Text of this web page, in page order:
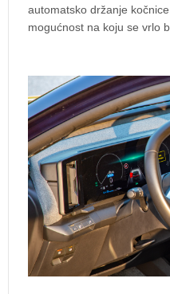
automatsko držanje
mogućnost na koju se vrlo